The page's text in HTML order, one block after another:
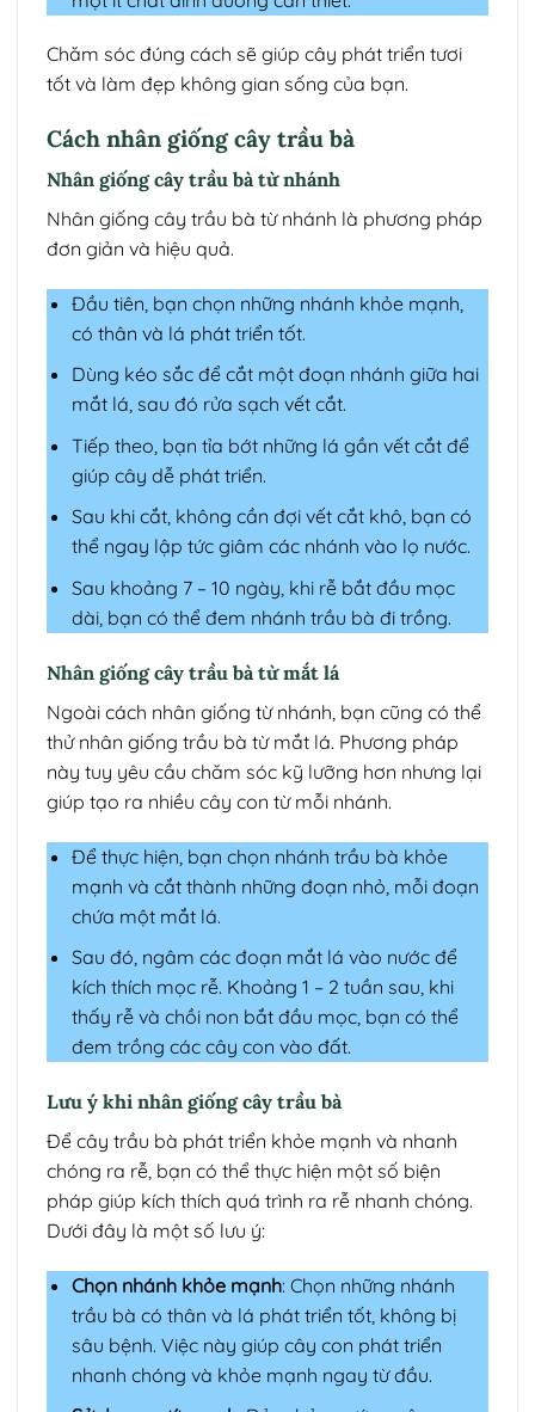
Chăm sóc đúng cách sẽ giúp cây phát triển tươi
tốt và làm đẹp không gian sống của bạn.
Cách nhân giống cây trầu bà
Nhân giống cây trầu bà từ nhánh
Nhân giống cây trầu bà từ nhánh là phương pháp
đơn giản và hiệu quả.
Đầu tiên, bạn chọn những nhánh khỏe mạnh,
có thân và lá phát triển tốt.
Dùng kéo sắc để cắt một đoạn nhánh giữa hai
mắt lá, sau đó rửa sạch vết cắt.
Tiếp theo, bạn tỉa bớt những lá gần vết cắt để
giúp cây dễ phát triển.
Sau khi cắt, không cần đợi vết cắt khô, bạn có
thể ngay lập tức giâm các nhánh vào lọ nước.
Sau khoảng 7 – 10 ngày, khi rễ bắt đầu mọc
dài, bạn có thể đem nhánh trầu bà đi trồng.
Nhân giống cây trầu bà từ mắt lá
Ngoài cách nhân giống từ nhánh, bạn cũng có thể
thử nhân giống trầu bà từ mắt lá. Phương pháp
này tuy yêu cầu chăm sóc kỹ lưỡng hơn nhưng lại
giúp tạo ra nhiều cây con từ mỗi nhánh.
Để thực hiện, bạn chọn nhánh trầu bà khỏe
mạnh và cắt thành những đoạn nhỏ, mỗi đoạn
chứa một mắt lá.
Sau đó, ngâm các đoạn mắt lá vào nước để
kích thích mọc rễ. Khoảng 1 – 2 tuần sau, khi
thấy rễ và chồi non bắt đầu mọc, bạn có thể
đem trồng các cây con vào đất.
Lưu ý khi nhân giống cây trầu bà
Để cây trầu bà phát triển khỏe mạnh và nhanh
chóng ra rễ, bạn có thể thực hiện một số biện
pháp giúp kích thích quá trình ra rễ nhanh chóng.
Dưới đây là một số lưu ý:
Chọn nhánh khỏe mạnh: Chọn những nhánh
trầu bà có thân và lá phát triển tốt, không bị
sâu bệnh. Việc này giúp cây con phát triển
nhanh chóng và khỏe mạnh ngay từ đầu.